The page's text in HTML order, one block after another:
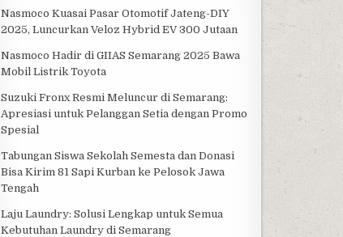
Nasmoco Kuasai Pasar Otomotif Jateng-DIY
2025, Luncurkan Veloz Hybrid EV 300 Jutaan
Nasmoco Hadir di GIIAS Semarang 2025 Bawa
Mobil Listrik Toyota
Suzuki Fronx Resmi Meluncur di Semarang:
Apresiasi untuk Pelanggan Setia dengan Promo
Spesial
Tabungan Siswa Sekolah Semesta dan Donasi
Bisa Kirim 81 Sapi Kurban ke Pelosok Jawa
Tengah
Laju Laundry: Solusi Lengkap untuk Semua
Kebutuhan Laundry di Semarang